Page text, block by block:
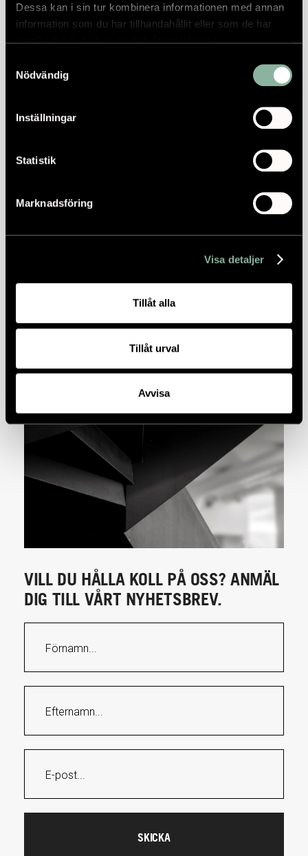
Dessa kan i sin tur kombinera informationen med annan
information som du har tillhandahållit eller som de har
samlat in när du har använt deras tjänster.
Nödvändig
Inställningar
Statistik
Marknadsföring
Visa detaljer
Tillåt alla
Tillåt urval
Avvisa
VILL DU HÅLLA KOLL PÅ OSS? ANMÄL
DIG TILL VÅRT NYHETSBREV.